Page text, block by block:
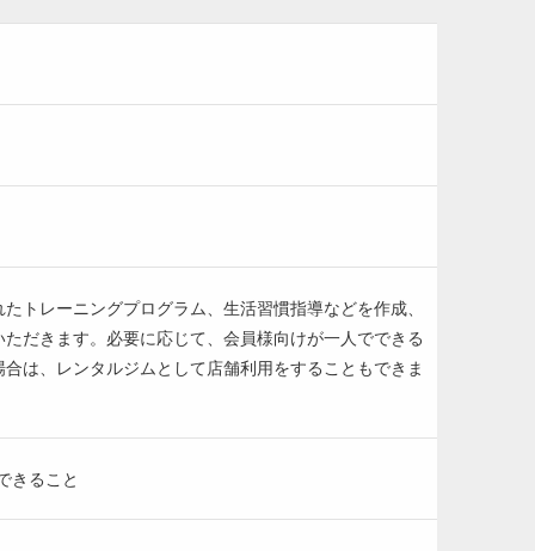
トレーニングプログラム、生活習慣指導などを作成、
だきます。必要に応じて、会員様向けが一人でできる
は、レンタルジムとして店舗利用をすることもできま
きること